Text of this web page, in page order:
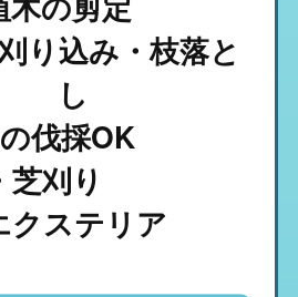
伐採OK
刈り
り込み・枝落と
し
クステリア